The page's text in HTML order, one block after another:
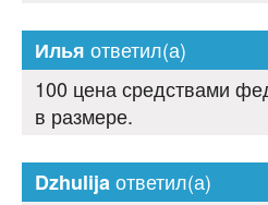
Илья ответил(а)
100 цена средствами
в размере.
Dzhulijaответил(а)